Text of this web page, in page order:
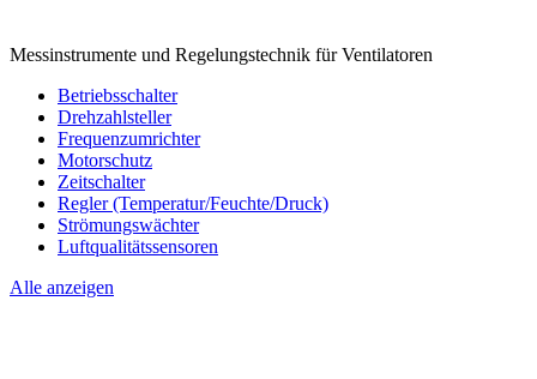
Messinstrumente und Regelungstechnik für Ventilatoren
Betriebsschalter
Drehzahlsteller
Frequenzumrichter
Motorschutz
Zeitschalter
Regler (Temperatur/Feuchte/Druck)
Strömungswächter
Luftqualitätssensoren
Alle anzeigen